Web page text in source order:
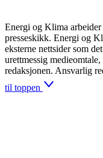
Energi og Klima arbeider
presseskikk. Energi og
eksterne nettsider som
urettmessig
redaksjonen. Ansvarlig
til toppen